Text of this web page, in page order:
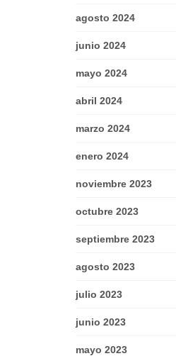
agosto 2024
junio 2024
mayo 2024
abril 2024
marzo 2024
enero 2024
noviembre 2023
octubre 2023
septiembre 2023
agosto 2023
julio 2023
junio 2023
mayo 2023